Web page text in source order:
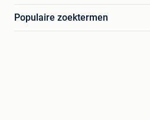
Populaire zoektermen